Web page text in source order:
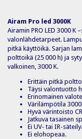
Airam Pro led 3000K
Airamin PRO LED 3000
valonlähdetarpeet.
pitkä käyttöikä. Sarjan
polttoikä (25 000 h) ja
valkoinen, 3000 K.
Erittäin pitkä
Täysi valontuotto
Erinomainen
Värilämpötila
Hyvä värintoisto
Jatkuva tasainen
Ei UV- tai IR-
Ei elohopeaa.